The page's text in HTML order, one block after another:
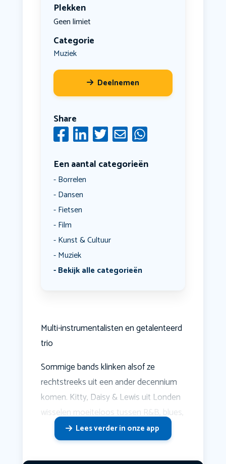
Plekken
Geen limiet
Categorie
Muziek
Deelnemen
Share
Een aantal categorieën
Borrelen
Dansen
Fietsen
Film
Kunst & Cultuur
Muziek
Bekijk alle categorieën
Multi-instrumentalisten en getalenteerd
trio
Sommige bands klinken alsof ze
rechtstreeks uit een ander decennium
komen. Kitty, Daisy & Lewis uit Londen
wisselen moeiteloos tussen R&B, blues,
Lees verder in onze app